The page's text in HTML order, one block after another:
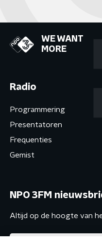
WE WANT
MORE
Radio
Programmering
Presentatoren
Frequenties
Gemist
NPO 3FM
Altijd op de hoogte van